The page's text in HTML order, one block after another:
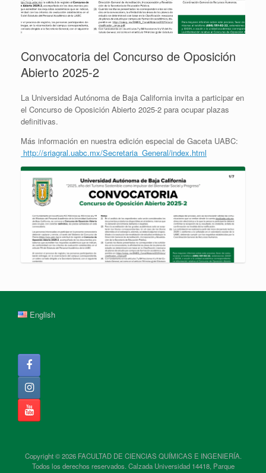
Convocatoria del Concurso de Oposición
Abierto 2025-2
La Universidad Autónoma de Baja California invita a participar en
el Concurso de Oposición Abierto 2025-2 para ocupar plazas
definitivas.
Más información en nuestra edición especial de Gaceta UABC:
http://sriagral.uabc.mx/Secretaria_General/index.html
English
Copyright © 2026 FACULTAD DE CIENCIAS QUÍMICAS E INGENIERÍA.
Todos los derechos reservados. Calzada Universidad 14418, Parque